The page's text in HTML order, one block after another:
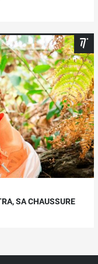
SA CHAUSSURE